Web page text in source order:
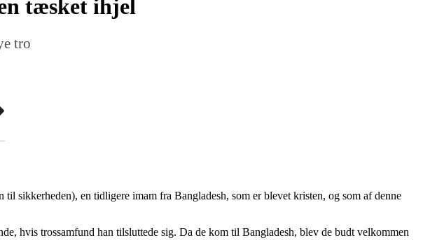
tæsket ihjel
tro
sikkerheden), en tidligere imam fra Bangladesh, som er blevet kristen, og som af denne
hvis trossamfund han tilsluttede sig. Da de kom til Bangladesh, blev de budt velkommen